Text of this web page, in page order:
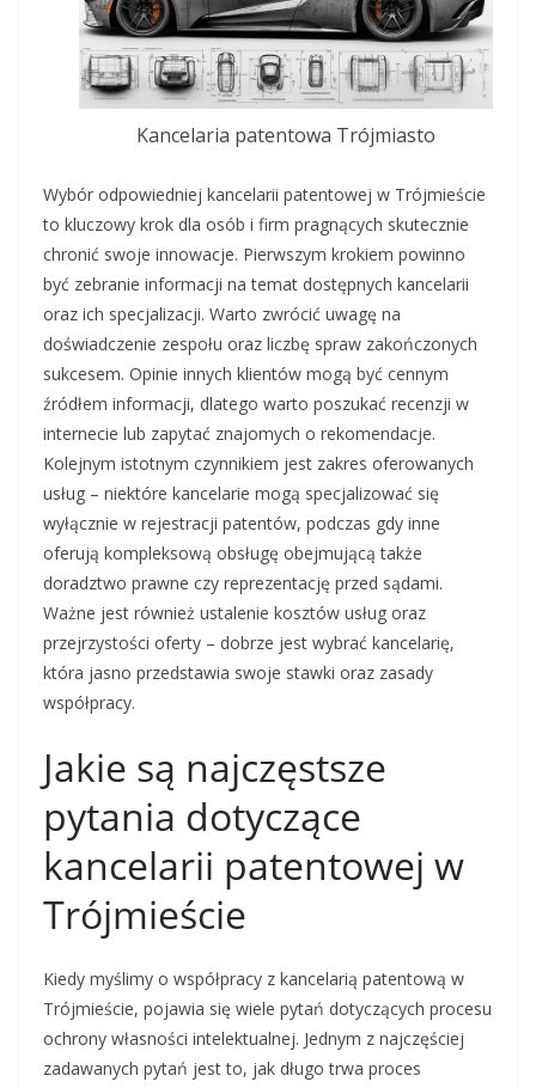
Kancelaria patentowa Trójmiasto
Wybór odpowiedniej kancelarii patentowej w Trójmieście
to kluczowy krok dla osób i firm pragnących skutecznie
chronić swoje innowacje. Pierwszym krokiem powinno
być zebranie informacji na temat dostępnych kancelarii
oraz ich specjalizacji. Warto zwrócić uwagę na
doświadczenie zespołu oraz liczbę spraw zakończonych
sukcesem. Opinie innych klientów mogą być cennym
źródłem informacji, dlatego warto poszukać recenzji w
internecie lub zapytać znajomych o rekomendacje.
Kolejnym istotnym czynnikiem jest zakres oferowanych
usług – niektóre kancelarie mogą specjalizować się
wyłącznie w rejestracji patentów, podczas gdy inne
oferują kompleksową obsługę obejmującą także
doradztwo prawne czy reprezentację przed sądami.
Ważne jest również ustalenie kosztów usług oraz
przejrzystości oferty – dobrze jest wybrać kancelarię,
która jasno przedstawia swoje stawki oraz zasady
współpracy.
Jakie są najczęstsze
pytania dotyczące
kancelarii patentowej w
Trójmieście
Kiedy myślimy o współpracy z kancelarią patentową w
Trójmieście, pojawia się wiele pytań dotyczących procesu
ochrony własności intelektualnej. Jednym z najczęściej
zadawanych pytań jest to, jak długo trwa proces